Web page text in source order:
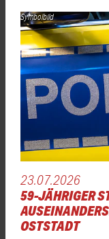
Symbolbild
23.07.2026
59-JÄHRIGER
OSTSTADT